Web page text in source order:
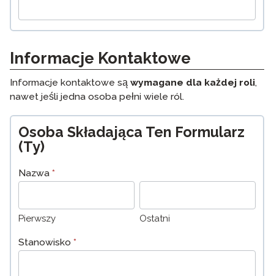
Informacje Kontaktowe
Informacje kontaktowe są wymagane dla każdej roli,
nawet jeśli jedna osoba pełni wiele ról.
Osoba Składająca Ten Formularz
(Ty)
Nazwa *
Pierwszy
Pierwszy
Ostatni
Ostatni
Stanowisko *